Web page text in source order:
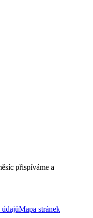
přispíváme a
údajůMapa stránek